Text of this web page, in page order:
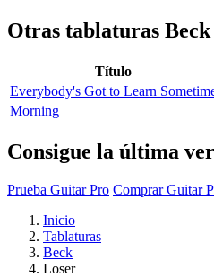
Otras tablaturas Beck
Título
Everybody's Got to Learn
Morning
Consigue la última
Prueba Guitar Pro Comprar Guitar
Inicio
Tablaturas
Beck
Loser